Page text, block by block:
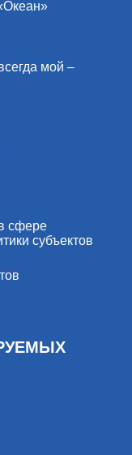
мой –
сфере
субъектов